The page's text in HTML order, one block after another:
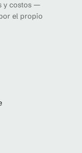
y costos —
el propio